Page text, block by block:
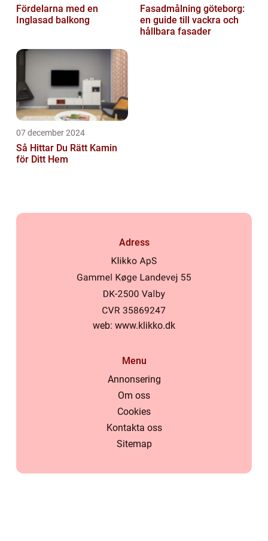
Fördelarna med en
Inglasad balkong
Fasadmålning göteborg:
en guide till vackra och
hållbara fasader
07 december 2024
Så Hittar Du Rätt Kamin
för Ditt Hem
Adress
web: www.klikko.dk
Menu
Annonsering
Om oss
Cookies
Kontakta oss
Sitemap